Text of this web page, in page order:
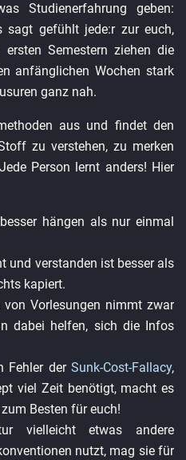
Studienerfahrung geben:
sagt gefühlt jede:r zur euch,
Semestern ziehen die
anfänglichen Wochen stark
ganz nah.
aus und findet den
zu verstehen, zu merken
Person lernt anders! Hier
hängen als nur einmal
und verstanden ist besser als
kapiert.
von Vorlesungen nimmt zwar
dabei helfen, sich die Infos
Fehler der Sunk-Cost-Fallacy,
viel Zeit benötigt, macht es
Besten für euch!
vielleicht etwas andere
nutzt, mag sie für